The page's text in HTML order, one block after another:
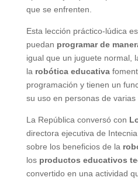
que se enfrenten.
Esta lección práctico-lúdica
puedan programar de
igual que un juguete normal,
la robótica educativa
programación y tienen un
su uso en personas de varias
La República conversó con
directora ejecutiva de
sobre los beneficios de la
los productos educativos
convertido en una actividad